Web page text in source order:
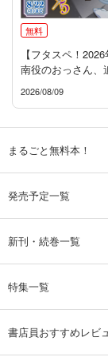
無料
【フタスペ！
南役のおっさん、
2026/08/09
まるごと無料本！
発売予定一覧
新刊・続巻一覧
特集一覧
書店員おすすめレビ